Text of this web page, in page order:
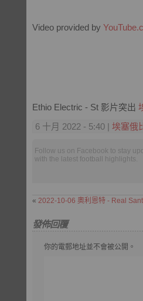
Video provided by
Ethio Electric - St 影片突出
6 十月 2022 - 5:40 | 埃塞俄
Follow us on Facebook to stay
with the latest football highlights.
« 2022-10-06 奧利恩特 - Real
發佈回覆
你的電郵地址並不會被公開。